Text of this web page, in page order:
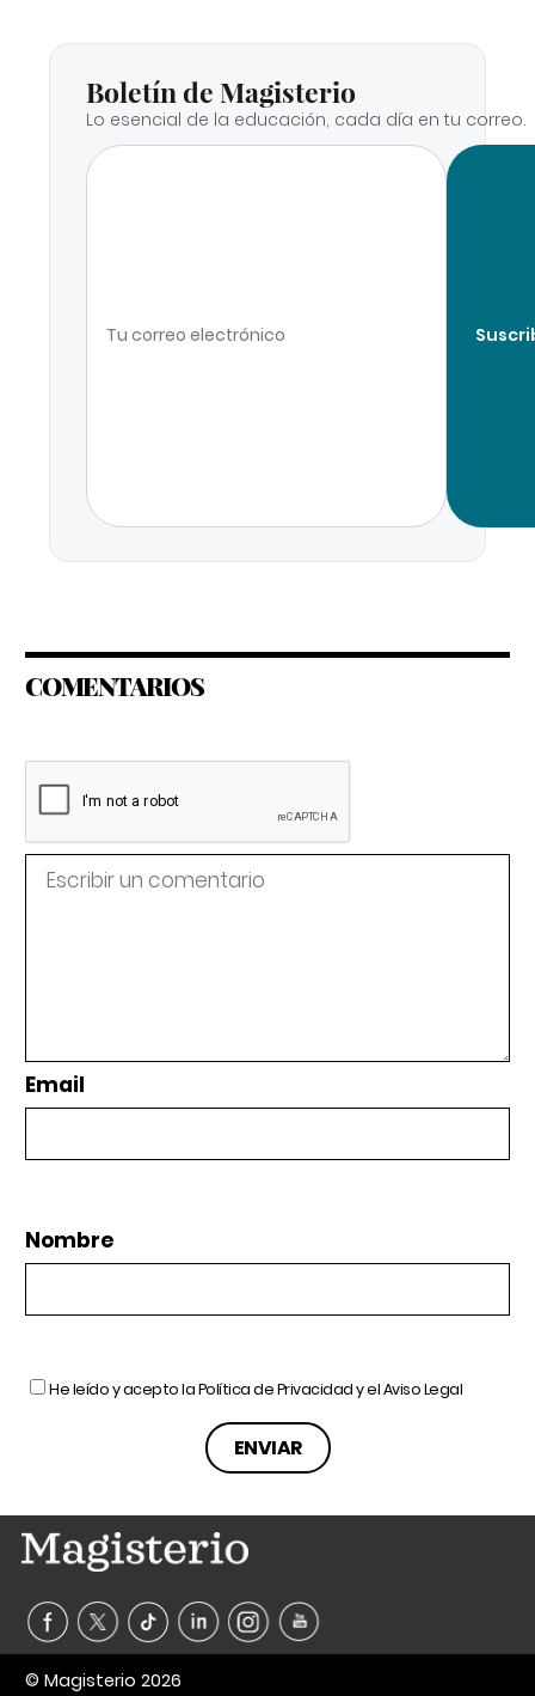
Boletín de Magisterio
Lo esencial de la educación, cada día en tu correo.
COMENTARIOS
Email
Nombre
He leído y acepto laPolítica de Privacidady elAviso Legal
© Magisterio 2026